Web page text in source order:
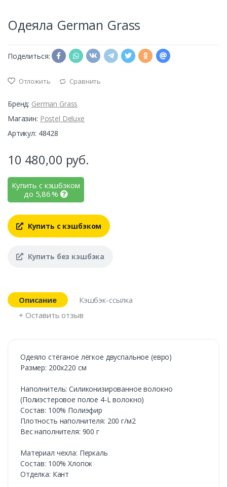
Одеяла German Grass
Поделиться:
Отложить Сравнить
Бренд: German Grass
Магазин: Postel Deluxe
Артикул: 48428
10 480,00 руб.
Купить с кэшбэком
до 5,86%
Купить с кэшбэком
Купить без кэшбэка
Описание
Кэшбэк-ссылка
+ Оставить отзыв
Одеяло стёганое лёгкое двуспальное (евро)
Размер: 200х220 см
Наполнитель: Силиконизированное волокно
(Полиэстеровое полое 4-L волокно)
Состав: 100% Полиэфир
Плотность наполнителя: 200 г/м2
Вес наполнителя: 900 г
Материал чехла: Перкаль
Состав: 100% Хлопок
Отделка: Кант